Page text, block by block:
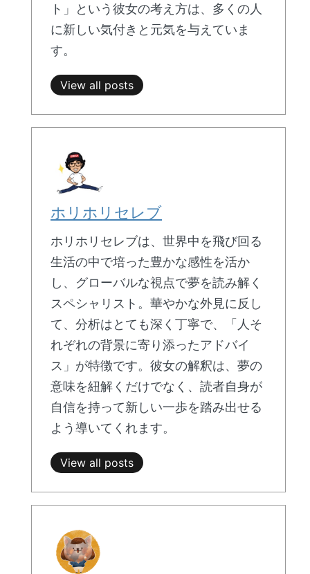
ト」という彼女の考え方は、多くの人
に新しい気付きと元気を与えていま
す。
View all posts
ホリホリセレブ
ホリホリセレブは、世界中を飛び回る
生活の中で培った豊かな感性を活か
し、グローバルな視点で夢を読み解く
スペシャリスト。華やかな外見に反し
て、分析はとても深く丁寧で、「人そ
れぞれの背景に寄り添ったアドバイ
ス」が特徴です。彼女の解釈は、夢の
意味を紐解くだけでなく、読者自身が
自信を持って新しい一歩を踏み出せる
よう導いてくれます。
View all posts